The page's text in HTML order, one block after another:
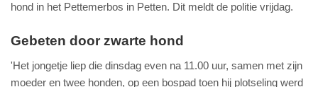
hond in het Pettemerbos in Petten. Dit meldt de politie vrijdag.
Gebeten door zwarte hond
'Het jongetje liep die dinsdag even na 11.00 uur, samen met zijn
moeder en twee honden, op een bospad toen hij plotseling werd